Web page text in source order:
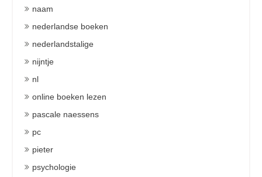
naam
nederlandse boeken
nederlandstalige
nijntje
nl
online boeken lezen
pascale naessens
pc
pieter
psychologie